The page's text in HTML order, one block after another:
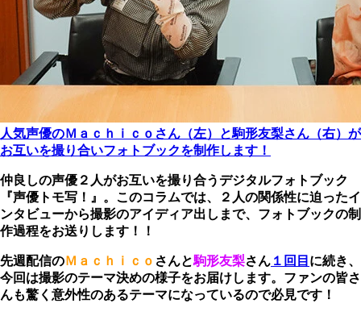
人気声優のＭａｃｈｉｃｏさん（左）と駒形友梨さん（右）が
お互いを撮り合いフォトブックを制作します！
仲良しの声優２人がお互いを撮り合うデジタルフォトブック
『声優トモ写！』。このコラムでは、２人の関係性に迫ったイ
ンタビューから撮影のアイディア出しまで、フォトブックの制
作過程をお送りします！！
先週配信のＭａｃｈｉｃｏ さんと駒形友梨さん １回目 に続き、
今回は撮影のテーマ決めの様子をお届けします。ファンの皆さ
んも驚く意外性のあるテーマになっているので必見です！